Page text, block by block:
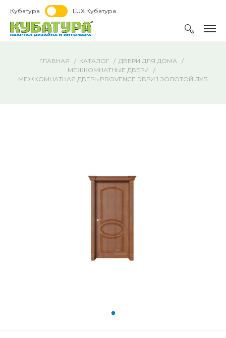
Кубатура LUX Кубатура
ГЛАВНАЯ КАТАЛОГ
ДВЕРИ ДЛЯ ДОМА
МЕЖКОМНАТНЫЕ ДВЕРИ
МЕЖКОМНАТНАЯ ДВЕРЬ PROVENCE ЭВРИ 1 ЗОЛОТОЙ ДУБ